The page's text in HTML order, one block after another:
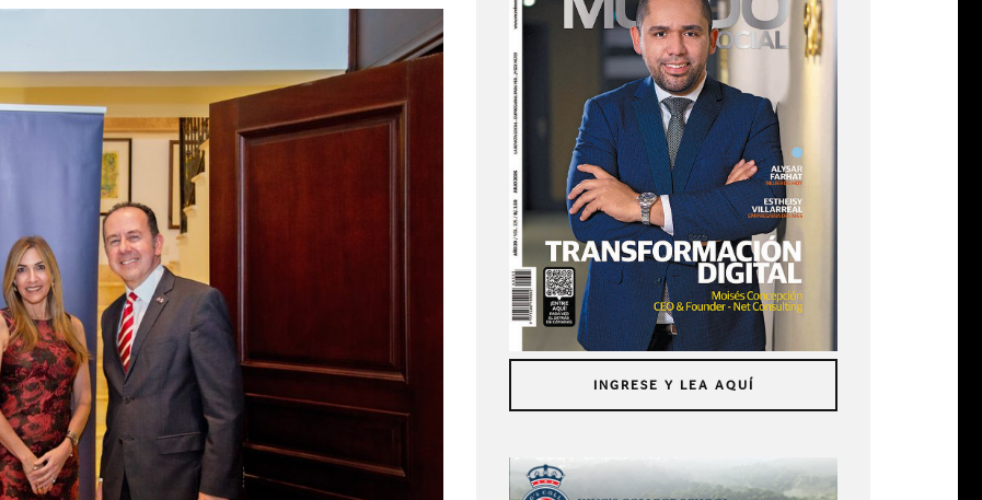
INGRESE Y LEA AQUÍ